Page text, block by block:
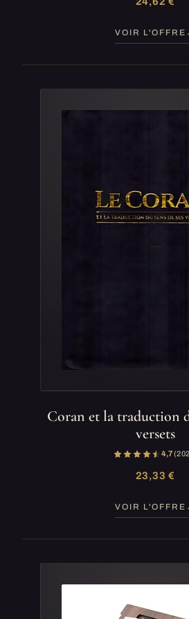
VOIR L'OFFRE
Coran et la traduction
versets
4,7(2
23,33 €
VOIR L'OFFRE